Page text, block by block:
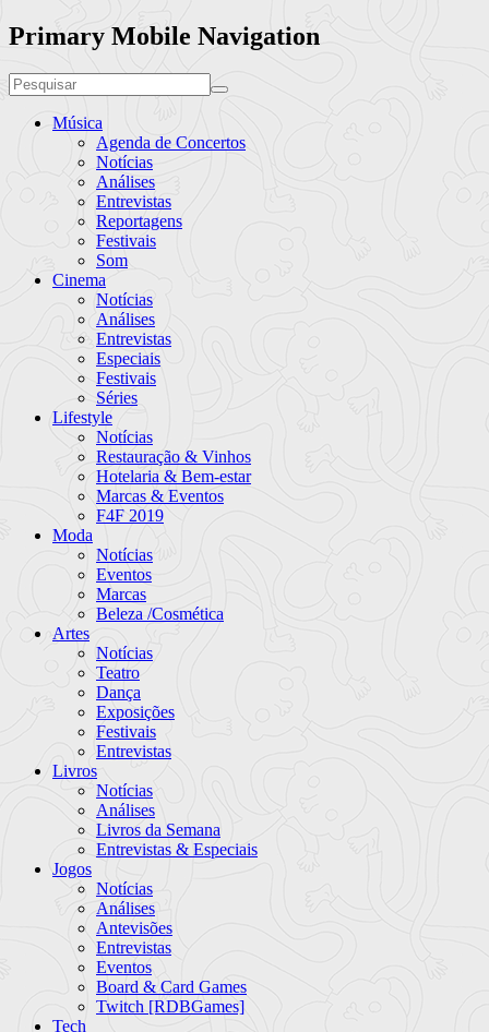
Primary Mobile Navigation
Música
Agenda de Concertos
Notícias
Análises
Entrevistas
Reportagens
Festivais
Som
Cinema
Notícias
Análises
Entrevistas
Especiais
Festivais
Séries
Lifestyle
Notícias
Restauração & Vinhos
Hotelaria & Bem-estar
Marcas & Eventos
F4F 2019
Moda
Notícias
Eventos
Marcas
Beleza /Cosmética
Artes
Notícias
Teatro
Dança
Exposições
Festivais
Entrevistas
Livros
Notícias
Análises
Livros da Semana
Entrevistas & Especiais
Jogos
Notícias
Análises
Antevisões
Entrevistas
Eventos
Board & Card Games
Twitch [RDBGames]
Tech